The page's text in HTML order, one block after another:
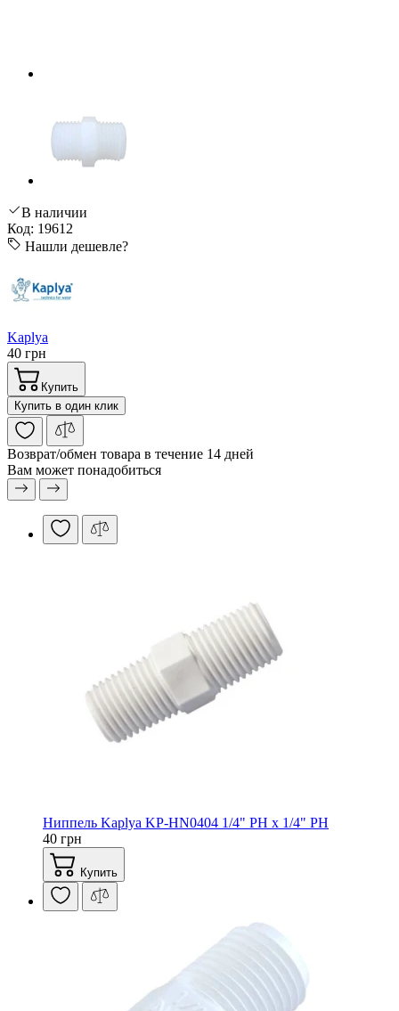
В наличии
Код: 19612
Нашли дешевле?
Kaplya
40 грн
Купить
Купить в один клик
Возврат/обмен товара в течение 14 дней
Вам может понадобиться
Ниппель Kaplya KP-HN0404 1/4" РН х 1/4" РН
40 грн
Купить